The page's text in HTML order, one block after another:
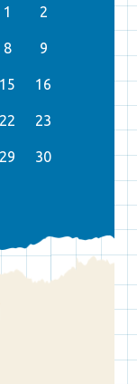
1 2
8 9
15 16
22 23
29 30